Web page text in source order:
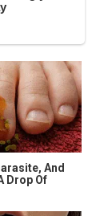
And
Drop Of